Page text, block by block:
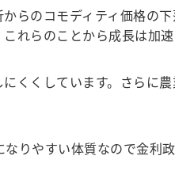
らのコモディティ価格の
れらのことから成長は加速
くくしています。さらに
りやすい体質なので金利